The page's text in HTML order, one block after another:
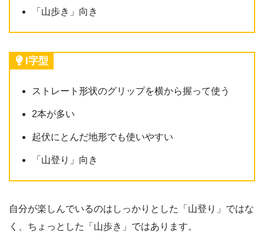
「山歩き」向き
I字型
ストレート形状のグリップを横から握って使う
2本が多い
起伏にとんだ地形でも使いやすい
「山登り」向き
自分が楽しんでいるのはしっかりとした「山登り」ではな
く、ちょっとした「山歩き」ではあります。